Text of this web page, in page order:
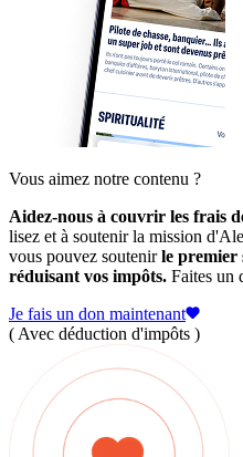
Vous aimez notre contenu ?
Aidez-nous à couvrir les frais
lisez et à soutenir la mission
vous pouvez soutenirle premier
réduisant vos impôts. Faites un
Je fais un don maintenant
( Avec déduction d'impôts )